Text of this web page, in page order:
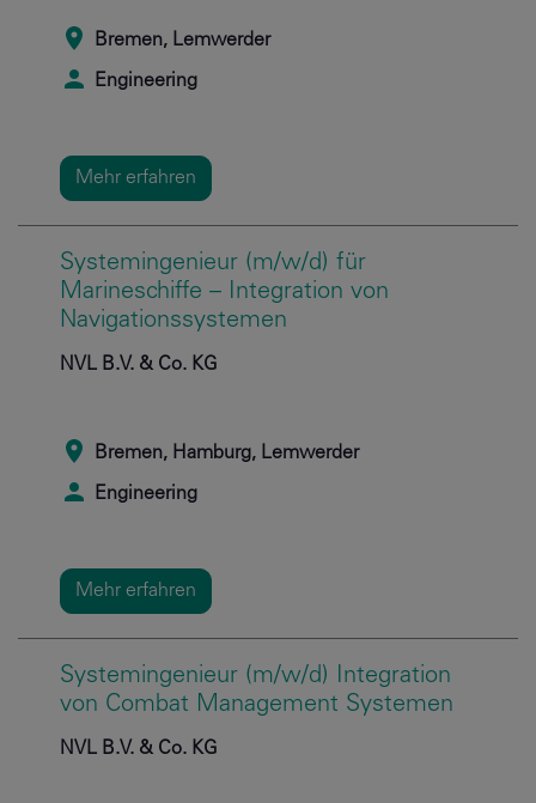
Bremen, Lemwerder
Engineering
Mehr erfahren
Systemingenieur (m/w/d) für
Marineschiffe – Integration von
Navigationssystemen
NVL B.V. & Co. KG
Bremen, Hamburg, Lemwerder
Engineering
Mehr erfahren
Systemingenieur (m/w/d) Integration
von Combat Management Systemen
NVL B.V. & Co. KG